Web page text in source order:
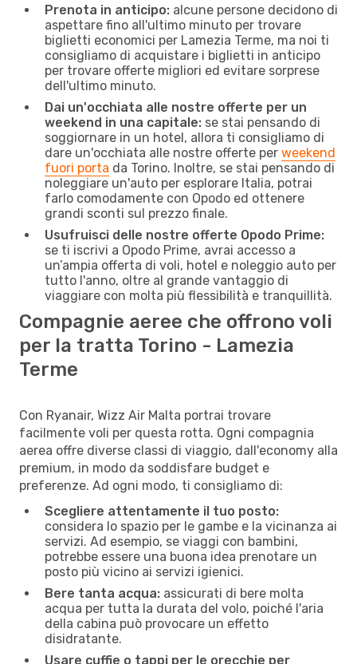
Prenota in anticipo: alcune persone decidono di
aspettare fino all'ultimo minuto per trovare
biglietti economici per Lamezia Terme, ma noi ti
consigliamo di acquistare i biglietti in anticipo
per trovare offerte migliori ed evitare sorprese
dell'ultimo minuto.
Dai un'occhiata alle nostre offerte per un
weekend in una capitale: se stai pensando di
soggiornare in un hotel, allora ti consigliamo di
dare un'occhiata alle nostre offerte per weekend
fuori porta da Torino. Inoltre, se stai pensando di
noleggiare un'auto per esplorare Italia, potrai
farlo comodamente con Opodo ed ottenere
grandi sconti sul prezzo finale.
Usufruisci delle nostre offerte Opodo Prime:
se ti iscrivi a Opodo Prime, avrai accesso a
un’ampia offerta di voli, hotel e noleggio auto per
tutto l'anno, oltre al grande vantaggio di
viaggiare con molta più flessibilità e tranquillità.
Compagnie aeree che offrono voli
per la tratta Torino - Lamezia
Terme
Con Ryanair, Wizz Air Malta portrai trovare
facilmente voli per questa rotta. Ogni compagnia
aerea offre diverse classi di viaggio, dall'economy alla
premium, in modo da soddisfare budget e
preferenze. Ad ogni modo, ti consigliamo di:
Scegliere attentamente il tuo posto:
considera lo spazio per le gambe e la vicinanza ai
servizi. Ad esempio, se viaggi con bambini,
potrebbe essere una buona idea prenotare un
posto più vicino ai servizi igienici.
Bere tanta acqua: assicurati di bere molta
acqua per tutta la durata del volo, poiché l'aria
della cabina può provocare un effetto
disidratante.
Usare cuffie o tappi per le orecchie per